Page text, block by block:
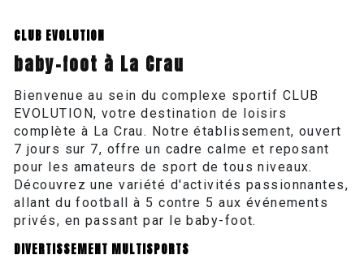
CLUB EVOLUTION
baby-foot à La Crau
Bienvenue au sein du complexe sportif CLUB
EVOLUTION, votre destination de loisirs
complète à La Crau. Notre établissement, ouvert
7 jours sur 7, offre un cadre calme et reposant
pour les amateurs de sport de tous niveaux.
Découvrez une variété d'activités passionnantes,
allant du football à 5 contre 5 aux événements
privés, en passant par le baby-foot.
DIVERTISSEMENT MULTISPORTS